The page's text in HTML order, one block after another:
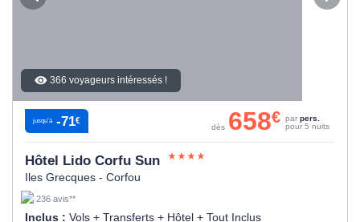
366 voyageurs intéressés !
Hôtel Lido Corfu Sun
Iles Grecques - Corfou
236 avis**
Inclus : Vols + Transferts + Hôtel + Tout Inclus
jusqu’à -71€
dès 658€ par pers.
pour 5 nuits